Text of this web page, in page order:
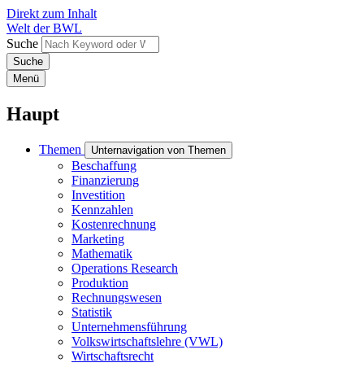
Direkt zum Inhalt
Welt der BWL
Suche
Menü
Haupt
Themen Unternavigation von Themen
Beschaffung
Finanzierung
Investition
Kennzahlen
Kostenrechnung
Marketing
Mathematik
Operations Research
Produktion
Rechnungswesen
Statistik
Unternehmensführung
Volkswirtschaftslehre (VWL)
Wirtschaftsrecht